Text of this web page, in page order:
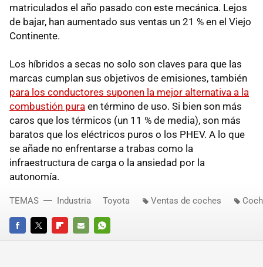
matriculados el año pasado con este mecánica. Lejos
de bajar, han aumentado sus ventas un 21 % en el Viejo
Continente.
Los híbridos a secas no solo son claves para que las
marcas cumplan sus objetivos de emisiones, también
para los conductores suponen la mejor alternativa a la
combustión pura en término de uso. Si bien son más
caros que los térmicos (un 11 % de media), son más
baratos que los eléctricos puros o los PHEV. A lo que
se añade no enfrentarse a trabas como la
infraestructura de carga o la ansiedad por la
autonomía.
FACEBOOKTWITTERFLIPBOARD
E-
WHATSAPP
TEMAS Industria Toyota Ventas de coches